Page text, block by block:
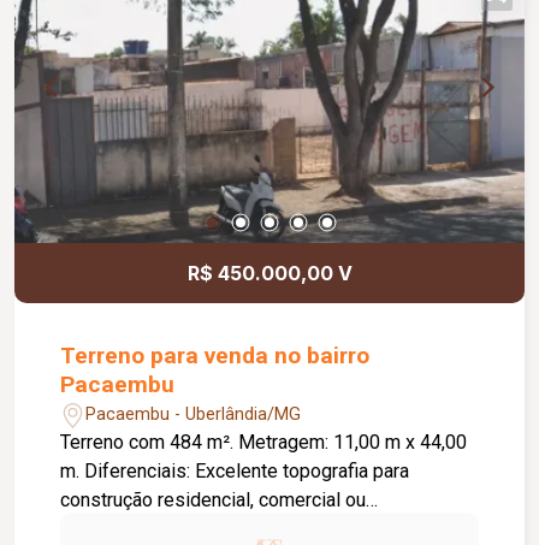
R$ 450.000,00 V
Terreno para venda no bairro
Pacaembu
Pacaembu - Uberlândia/MG
Terreno com 484 m². Metragem: 11,00 m x 44,00
m. Diferenciais: Excelente topografia para
construção residencial, comercial ou